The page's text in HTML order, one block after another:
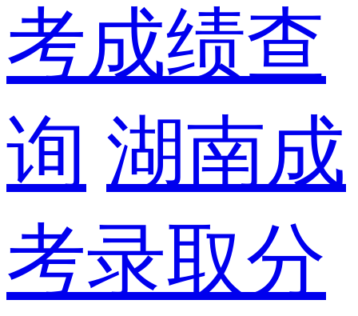
考成绩查
询 湖南成
考录取分